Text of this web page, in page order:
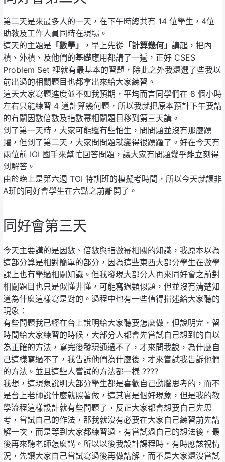
第二天是來最多人的一天，在下午時總共有 14 位學生，4位
助教及工作人員同時在現場。
這天的主題是 「數學」 ，早上先從 「計算幾何」 講起，把內
積、外積、及他們的基礎應用都講了一遍，正好 CSES
Problem Set 裡就有最基本的習題，除此之外我還選了些我以
前出過的相關題目也都拿出來給大家練習。
這天大家寫題進度並不如我預期，平均而言同學們在 8 個小時
左右只能練習 4 道計算幾何題，所以我就把原本預計下午要講
的有關因數倍數及指數幂相關題目移到第三天講。
到了第一天時，大家可能還有些怕生，問問題並沒有那麼踴
躍，但到了第二天，大家問問題就變得很踴躍了。好在今天有
兩位前 IOI 國手來幫忙回答問題，讓大家有問題幾乎能立刻得
到解答。
由於晚上是第六週 TOI 特訓班的模擬考時間，所以今天就讓非
A班的同好會學生在六點之前離開了。
同好會第三天
今天主要講的是因數、倍數與指數幂相關的知識，我原本以為
這部分算是相對簡單的部分，因為這些東西大部分學生在數學
課上也有學過相關知識。但我發現大部分人再來同好會之前對
相關題目也只是似懂非懂，可能寫過類似題，但並沒有清楚知
道為什麼這樣寫是對的。過程中也有一些值得描述給大家聽的
現象：
有些問題我已經在台上說明給大家聽要怎麼做，但說明完，留
時間給大家練習的時候，大部分人都會先嘗試自己想到的自以
為正確的方法，寫完後發現通過不了，才來問我說，為什麼自
己這樣寫過不了，我告訴他們為什麼後，才來嘗試我告訴他們
的方法。並且這些人嘗試的方法都一樣 ????
我想，這現象說明大部分學生都是喜歡自己動腦思考的，而不
是台上老師說什麼就照著做，這其實是個好現象，但是我的教
學流程這樣設計就有些問題了，反正大家都會想要自己先思
考，嘗試自己的作法，那我就沒有必要在大家自己練習前先講
解一次，而是等到大家都練習過，有嘗試過自己的想法後，最
後再來聽老師怎麼講。所以以後我設計課程時，有時應該視情
況，先讓大家自己嘗試寫過後再做講解，而不是大家還沒嘗試